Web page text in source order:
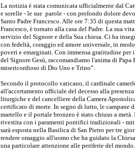
La notizia è stata comunicata ufficialmente dal
e sorelle - le sue parole - con profondo dolore
Santo Padre Francesco. Alle ore 7:35 di questa
Francesco, è tornato alla casa del Padre. La sua
servizio del Signore e della Sua chiesa. Ci ha
con fedeltà, coraggio ed amore universale, in
poveri e emarginati. Con immensa gratitudine per
del Signore Gesù, raccomandiamo l'anima di
misericordioso di Dio Uno e Trino”.
Secondo il protocollo vaticano, il cardinale
all'accertamento ufficiale del decesso alla
liturgiche e del cancelliere della Camera
certificato di morte. In segno di lutto, le campane
martello e il portale bronzeo è stato chiuso a metà.
rivestita con i paramenti pontifici tradizionali -
sarà esposta nella Basilica di San Pietro per tre
rendere omaggio all'uomo che ha guidato la
una particolare attenzione alle periferie del mondo.